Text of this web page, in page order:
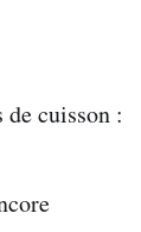
cuisson :